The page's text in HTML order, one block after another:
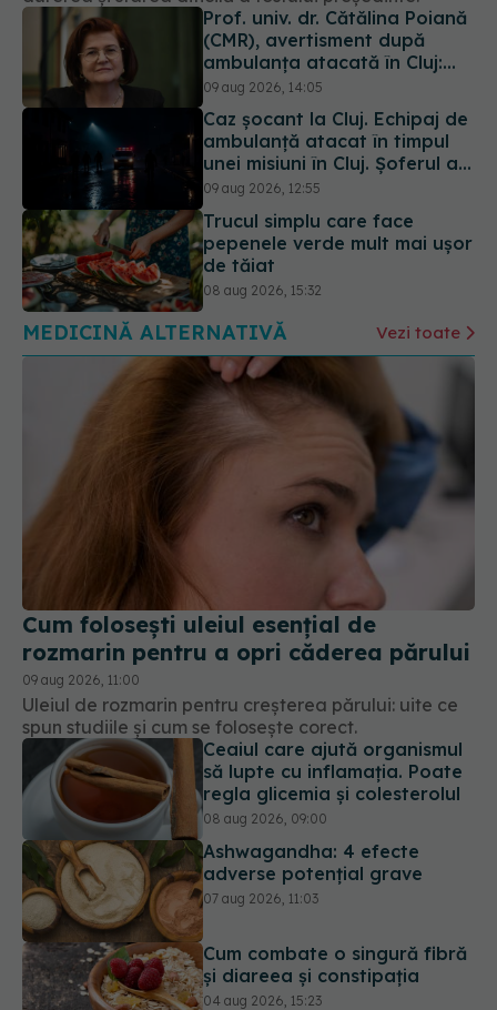
Prof. univ. dr. Cătălina Poiană
(CMR), avertisment după
ambulanța atacată în Cluj:
Fake news-ul nu este
09 aug 2026, 14:05
Caz șocant la Cluj. Echipaj de
ambulanță atacat în timpul
unei misiuni în Cluj. Șoferul a
ajuns la operație.
09 aug 2026, 12:55
Trucul simplu care face
pepenele verde mult mai ușor
de tăiat
08 aug 2026, 15:32
MEDICINĂ ALTERNATIVĂ Vezi toate
Cum folosești uleiul esențial de
rozmarin pentru a opri căderea părului
09 aug 2026, 11:00
Uleiul de rozmarin pentru creșterea părului: uite ce
spun studiile și cum se folosește corect.
Ceaiul care ajută organismul
să lupte cu inflamația. Poate
regla glicemia și colesterolul
08 aug 2026, 09:00
Ashwagandha: 4 efecte
adverse potențial grave
07 aug 2026, 11:03
Cum combate o singură fibră
și diareea și constipația
04 aug 2026, 15:23